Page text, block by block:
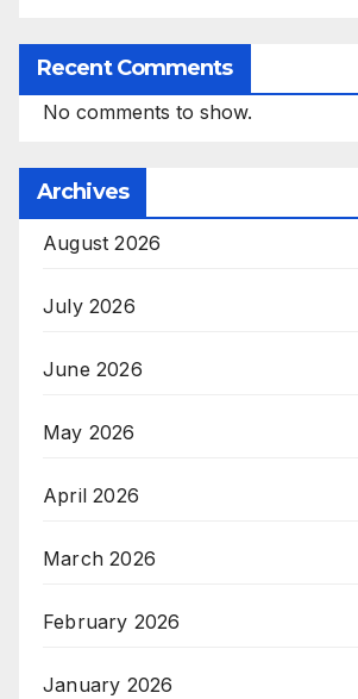
Recent Comments
No comments to show.
Archives
August 2026
July 2026
June 2026
May 2026
April 2026
March 2026
February 2026
January 2026